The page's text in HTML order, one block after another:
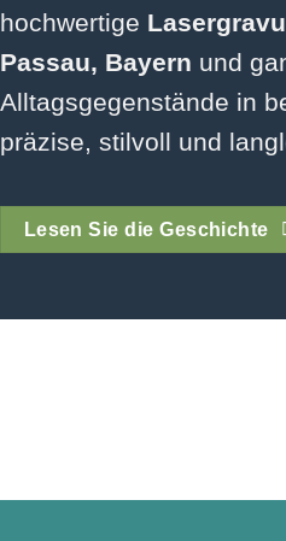
hochwertige
Passau, Bayern und
Alltagsgegenstände in
präzise, stilvoll und
Lesen Sie die Geschichte